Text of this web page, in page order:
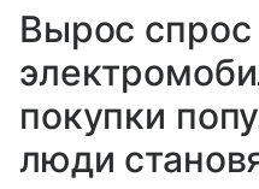
Вырос
покупки
люди